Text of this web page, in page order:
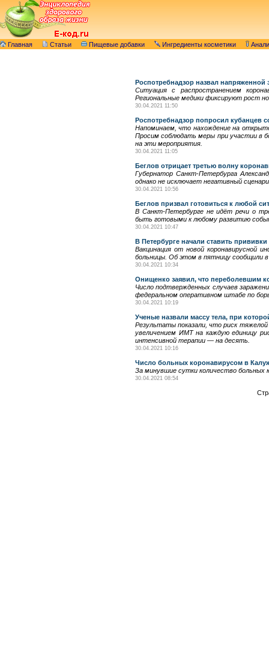
Главная Статьи Пищевые добавки Ингредиенты косметики
Роспотребнадзор назвал напряженной
Ситуация с распространением
Региональные медики фиксируют рост
30.04.2021 11:50
Роспотребнадзор попросил кубанцев
Напоминаем, что нахождение на
Просим соблюдать меры при участии в
на эти мероприятия.
30.04.2021 11:05
Беглов отрицает третью волну
Губернатор Санкт-Петербурга
однако не исключает негативный
30.04.2021 10:56
Беглов призвал готовиться к любой
В Санкт-Петербурге не идёт речи о
быть готовыми к любому развитию
30.04.2021 10:47
В Петербурге начали ставить
Вакцинация от новой коронавирусной
больницы. Об этом в пятницу сообщили в
30.04.2021 10:34
Онищенко заявил, что переболевшим
Число подтвержденных случаев
федеральном оперативном штабе по
30.04.2021 10:19
Ученые назвали массу тела, при
Результаты показали, что риск
увеличением ИМТ на каждую единицу
интенсивной терапии — на десять.
30.04.2021 10:16
Число больных коронавирусом в
За минувшие сутки количество больных
30.04.2021 08:54